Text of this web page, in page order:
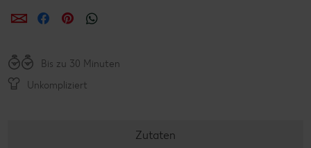
per E-Mail teilen
per Facebook teilen
per Pinterest teilen
Bis zu 30 Minuten
Unkompliziert
Zutaten